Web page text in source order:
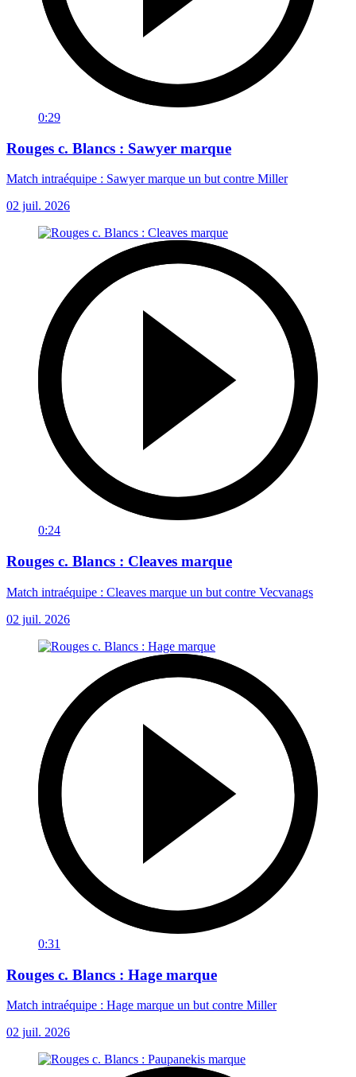
0:29
Rouges c. Blancs : Sawyer marque
Match intraéquipe : Sawyer marque un but contre Miller
02 juil. 2026
0:24
Rouges c. Blancs : Cleaves marque
Match intraéquipe : Cleaves marque un but contre Vecvanags
02 juil. 2026
0:31
Rouges c. Blancs : Hage marque
Match intraéquipe : Hage marque un but contre Miller
02 juil. 2026